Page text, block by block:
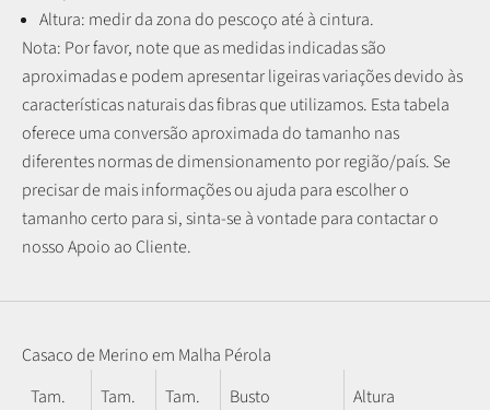
Altura: medir da zona do pescoço até à cintura.
Nota: Por favor, note que as medidas indicadas são
aproximadas e podem apresentar ligeiras variações devido às
características naturais das fibras que utilizamos. Esta tabela
oferece uma conversão aproximada do tamanho nas
diferentes normas de dimensionamento por região/país. Se
precisar de mais informações ou ajuda para escolher o
tamanho certo para si, sinta-se à vontade para contactar o
nosso Apoio ao Cliente.
Casaco de Merino em Malha Pérola
Tam.
Tam.
Tam.
Busto
Altura